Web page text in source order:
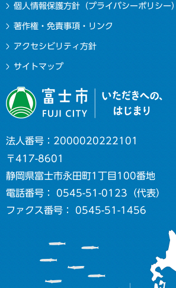
個人情報保護方針（プライバシーポリシー）
著作権・免責事項・リンク
アクセシビリティ方針
サイトマップ
法人番号：2000020222101
〒417-8601
静岡県富士市永田町1丁目100番地
電話番号： 0545-51-0123（代表）
ファクス番号： 0545-51-1456